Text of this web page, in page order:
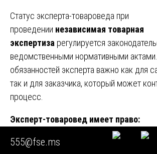
Статус эксперта-товароведа при
проведении независимая товарная
экспертиза регулируется
ведомственными нормативными
обязанностей эксперта важно как для
так и для заказчика, который может
процесс.
Эксперт-товаровед имеет право:
Знакомиться с материалами дела,
555@fse.ms